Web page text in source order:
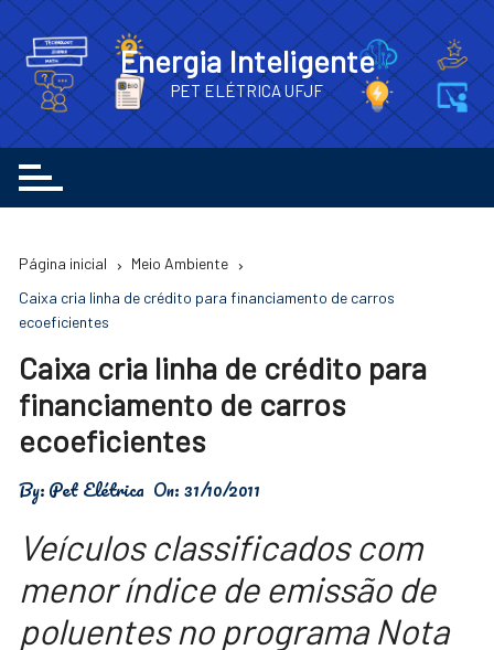
para
o
conteúdo
Energia Inteligente
PET ELÉTRICA UFJF
Página inicial
Meio Ambiente
Caixa cria linha de crédito para financiamento de carros
ecoeficientes
Caixa cria linha de crédito para
financiamento de carros
ecoeficientes
By:Pet Elétrica On:31/10/2011
Veículos classificados com
menor índice de emissão de
poluentes no programa Nota